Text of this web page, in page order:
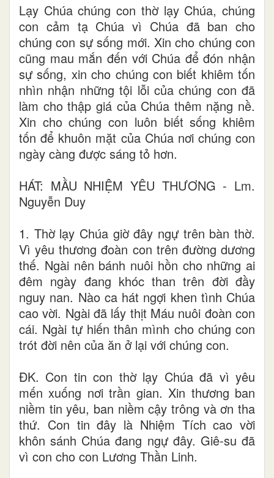
Lạy Chúa chúng con thờ lạy Chúa, chúng
con cảm tạ Chúa vì Chúa đã ban cho
chúng con sự sống mới. Xin cho chúng con
cũng mau mắn đến với Chúa để đón nhận
sự sống, xin cho chúng con biết khiêm tốn
nhìn nhận những tội lỗi của chúng con đã
làm cho thập giá của Chúa thêm nặng nề.
Xin cho chúng con luôn biết sống khiêm
tốn để khuôn mặt của Chúa nơi chúng con
ngày càng được sáng tỏ hơn.
HÁT: MẦU NHIỆM YÊU THƯƠNG - Lm.
Nguyễn Duy
1. Thờ lạy Chúa giờ đây ngự trên bàn thờ.
Vì yêu thương đoàn con trên đường dương
thế. Ngài nên bánh nuôi hồn cho những ai
đêm ngày đang khóc than trên đời đầy
nguy nan. Nào ca hát ngợi khen tình Chúa
cao vời. Ngài đã lấy thịt Máu nuôi đoàn con
cái. Ngài tự hiến thân mình cho chúng con
trót đời nên của ăn ở lại với chúng con.
ĐK. Con tin con thờ lạy Chúa đã vì yêu
mến xuống nơi trần gian. Xin thương ban
niềm tin yêu, ban niềm cậy trông và ơn tha
thứ. Con tin đây là Nhiệm Tích cao vời
khôn sánh Chúa đang ngự đây. Giê-su đã
vì con cho con Lương Thần Linh.